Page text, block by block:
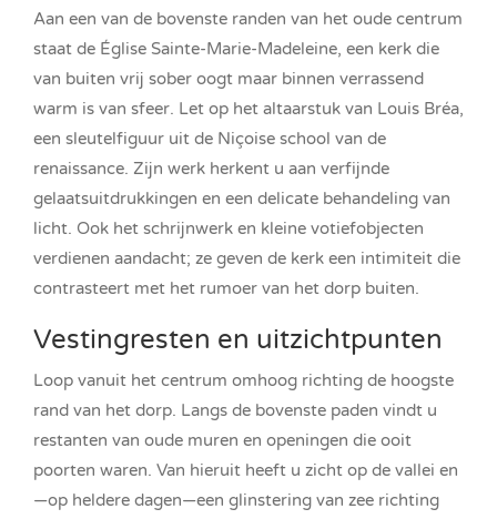
Aan een van de bovenste randen van het oude centrum
staat de Église Sainte-Marie-Madeleine, een kerk die
van buiten vrij sober oogt maar binnen verrassend
warm is van sfeer. Let op het altaarstuk van Louis Bréa,
een sleutelfiguur uit de Niçoise school van de
renaissance. Zijn werk herkent u aan verfijnde
gelaatsuitdrukkingen en een delicate behandeling van
licht. Ook het schrijnwerk en kleine votiefobjecten
verdienen aandacht; ze geven de kerk een intimiteit die
contrasteert met het rumoer van het dorp buiten.
Vestingresten en uitzichtpunten
Loop vanuit het centrum omhoog richting de hoogste
rand van het dorp. Langs de bovenste paden vindt u
restanten van oude muren en openingen die ooit
poorten waren. Van hieruit heeft u zicht op de vallei en
—op heldere dagen—een glinstering van zee richting